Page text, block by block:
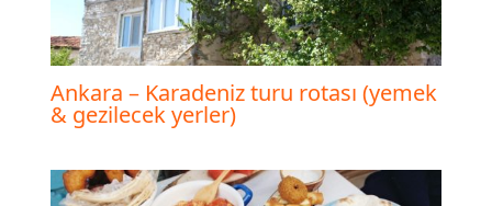
Ankara – Karadeniz turu rotası (yemek
& gezilecek yerler)